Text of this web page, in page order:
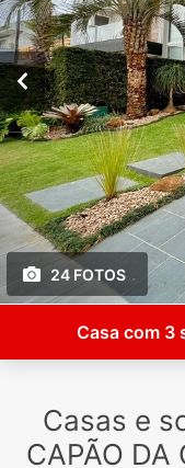
24 FOTOS
Casa com 3
Casas e
CAPÃO DA